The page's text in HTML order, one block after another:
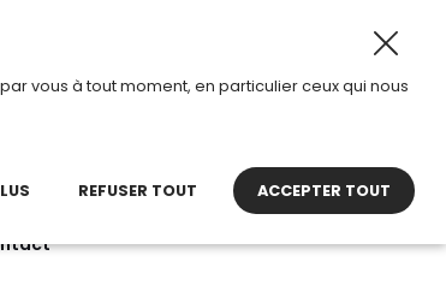
en mode été. Horaires d’ouverture :
vous à tout moment, en particulier ceux qui nous
REFUSER TOUT ACCEPTER TOUT